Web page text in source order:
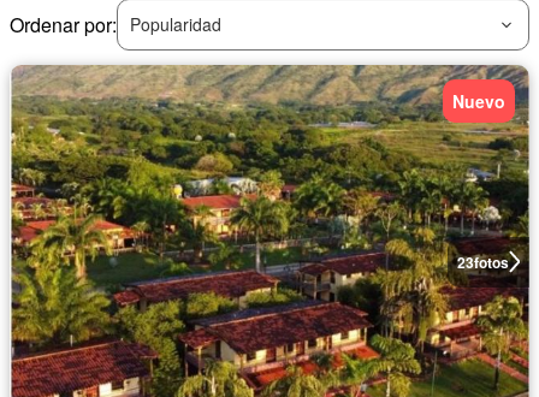
Ordenar por:
Popularidad
23fotos
Nuevo